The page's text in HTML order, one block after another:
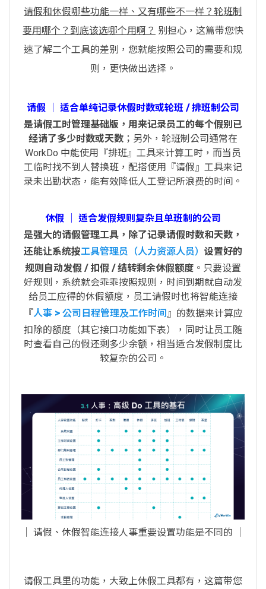
请假和休假哪些功能一样、又有哪些不一样？轮班制
要用哪个？到底该选哪个用啊？ 别担心，这篇带您快
速了解二个工具的差别，您就能按照公司的需要和规
则，更快做出选择。
请假 │ 适合单纯记录休假时数或轮班 / 排班制公司
是请假工时管理基础版，用来记录员工的每个假别已
经请了多少时数或天数 ；另外，轮班制公司通常在
WorkDo 中能使用『排班』工具来计算工时，而当员
工临时找不到人替换班，配搭使用『请假』工具来记
录未出勤状态，能有效降低人工登记所浪费的时间。
休假 │ 适合发假规则复杂且单班制的公司
是强大的请假管理工具，除了记录请假时数和天数，
还能让系统按工具管理员（人力资源人员） 设置好的
规则自动发假 / 扣假 / 结转剩余休假额度 。只要设置
好规则，系统就会乖乖按照规则，时间到期就自动发
给员工应得的休假额度，员工请假时也将智能连接
『人事 > 公司日程管理及工作时间 』的数据来计算应
扣除的额度（其它接口功能如下表），同时让员工随
时查看自己的假还剩多少余额，相当适合发假制度比
较复杂的公司。
│ 请假、休假智能连接人事重要设置功能是不同的 │
请假工具里的功能，大致上休假工具都有，这篇带您